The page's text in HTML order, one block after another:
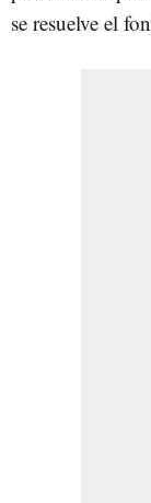
se resuelve el